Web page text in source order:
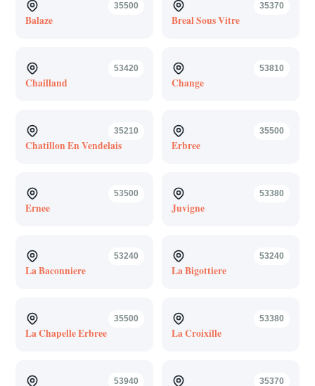
35500
Balaze
35370
Breal Sous Vitre
53420
Chailland
53810
Change
35210
Chatillon En Vendelais
35500
Erbree
53500
Ernee
53380
Juvigne
53240
La Baconniere
53240
La Bigottiere
35500
La Chapelle Erbree
53380
La Croixille
53940 35370